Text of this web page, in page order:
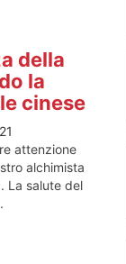
della
la
cinese
attenzione
alchimista
La salute del